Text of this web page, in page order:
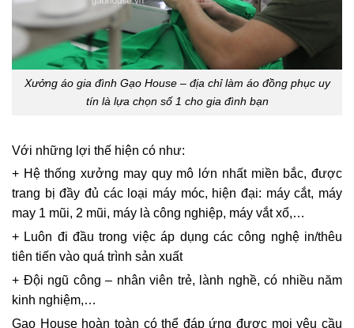
Xưởng áo gia đình Gạo House – địa chỉ làm áo đồng phục uy
tín là lựa chọn số 1 cho gia đình bạn
Với những lợi thế hiện có như:
+ Hệ thống xưởng may quy mô lớn nhất miền bắc, được
trang bị đầy đủ các loại máy móc, hiện đại: máy cắt, máy
may 1 mũi, 2 mũi, máy là công nghiệp, máy vắt xổ,…
+ Luôn đi đầu trong việc áp dụng các công nghệ in/thêu
tiên tiến vào quá trình sản xuất
+ Đội ngũ công – nhân viên trẻ, lành nghề, có nhiều năm
kinh nghiệm,…
Gạo House hoàn toàn có thể đáp ứng được mọi yêu cầu